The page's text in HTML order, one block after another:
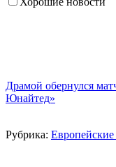
Драмой обернулся
Юнайтед»
Рубрика: